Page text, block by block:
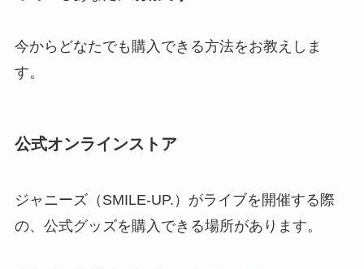
今からどなたでも購入できる方法をお教えしま
す。
公式オンラインストア
ジャニーズ（SMILE-UP.）がライブを開催する際
の、公式グッズを購入できる場所があります。